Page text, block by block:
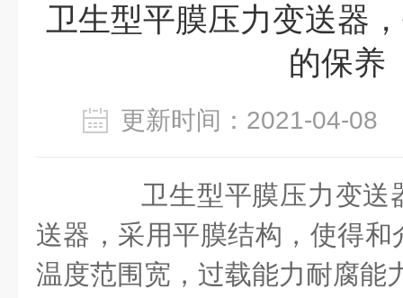
卫生型平膜压力变送器
的保养
更新时间：2021-04-
卫生型平膜压力变送
送器，采用平膜结构，使得
温度范围宽，过载能力耐腐能